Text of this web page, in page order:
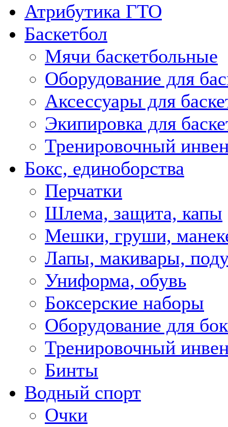
Атрибутика ГТО
Баскетбол
Мячи баскетбольные
Оборудование для
Аксессуары для
Экипировка для
Тренировочный
Бокс, единоборства
Перчатки
Шлема, защита, капы
Мешки, груши,
Лапы, макивары,
Униформа, обувь
Боксерские наборы
Оборудование для
Тренировочный
Бинты
Водный спорт
Очки